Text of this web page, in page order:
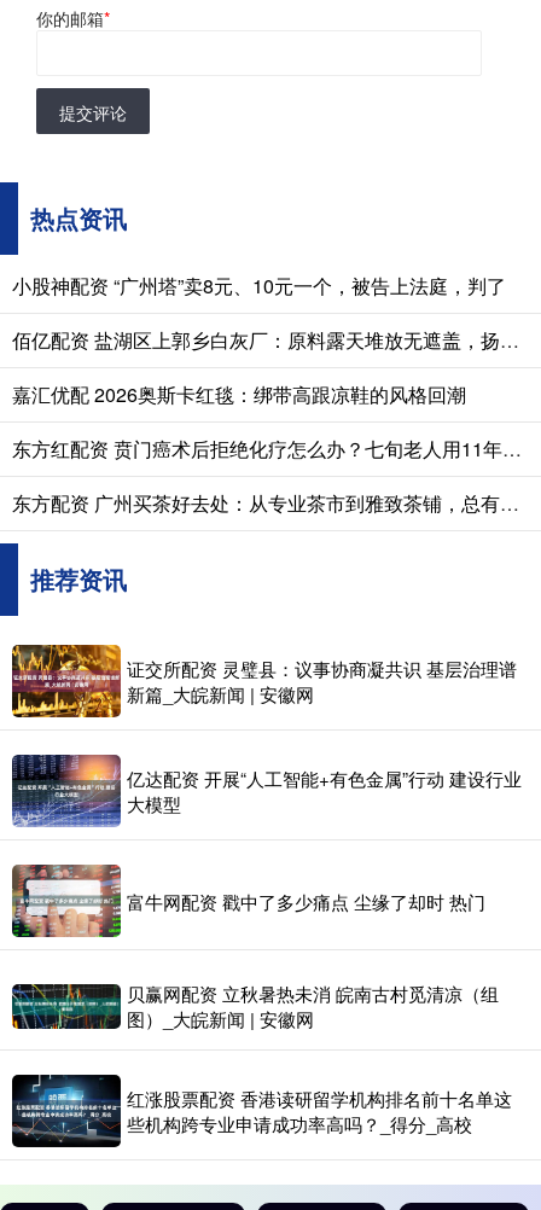
你的邮箱*
提交评论
热点资讯
小股神配资 “广州塔”卖8元、10元一个，被告上法庭，判了
佰亿配资 盐湖区上郭乡白灰厂：原料露天堆放无遮盖，扬尘污染隐患突出
嘉汇优配 2026奥斯卡红毯：绑带高跟凉鞋的风格回潮
东方红配资 贲门癌术后拒绝化疗怎么办？七旬老人用11年安稳生活，给出了答案
东方配资 广州买茶好去处：从专业茶市到雅致茶铺，总有一款适合你
推荐资讯
证交所配资 灵璧县：议事协商凝共识 基层治理谱
新篇_大皖新闻 | 安徽网
亿达配资 开展“人工智能+有色金属”行动 建设行业
大模型
富牛网配资 戳中了多少痛点 尘缘了却时 热门
贝赢网配资 立秋暑热未消 皖南古村觅清凉（组
图）_大皖新闻 | 安徽网
红涨股票配资 香港读研留学机构排名前十名单这
些机构跨专业申请成功率高吗？_得分_高校